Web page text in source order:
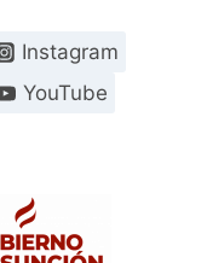
Instagram
YouTube